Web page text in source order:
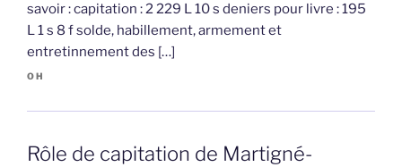
savoir : capitation : 2 229 L 10 s deniers pour livre : 195
L 1 s 8 f solde, habillement, armement et
entretinnement des […]
OH
Rôle de capitation de Martigné-